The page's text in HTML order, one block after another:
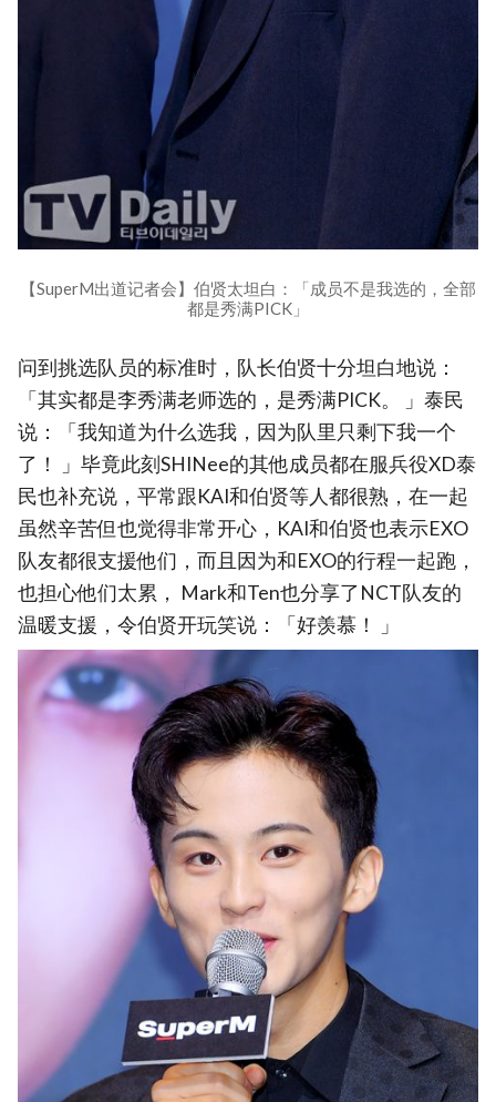
【SuperM出道记者会】伯贤太坦白：「成员不是我选的，全部
都是秀满PICK」
问到挑选队员的标准时，队长伯贤十分坦白地说：
「其实都是李秀满老师选的，是秀满PICK。 」泰民
说：「我知道为什么选我，因为队里只剩下我一个
了！ 」毕竟此刻SHINee的其他成员都在服兵役XD泰
民也补充说，平常跟KAI和伯贤等人都很熟，在一起
虽然辛苦但也觉得非常开心，KAI和伯贤也表示EXO
队友都很支援他们，而且因为和EXO的行程一起跑，
也担心他们太累， Mark和Ten也分享了NCT队友的
温暖支援，令伯贤开玩笑说：「好羡慕！ 」